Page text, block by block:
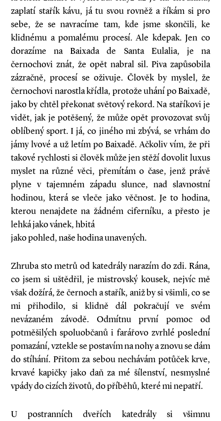
zaplatí stařík kávu, já tu svou rovněž a říkám si pro
sebe, že se navracíme tam, kde jsme skončili, ke
klidnému a pomalému procesí. Ale kdepak. Jen co
dorazíme na Baixada de Santa Eulalia, je na
černochovi znát, že opět nabral sil. Piva zapůsobila
zázračně, procesí se oživuje. Člověk by myslel, že
černochovi narostla křídla, protože uhání po Baixadě,
jako by chtěl překonat světový rekord. Na staříkovi je
vidět, jak je potěšený, že může opět provozovat svůj
oblíbený sport. I já, co jiného mi zbývá, se vrhám do
jámy lvové a už letím po Baixadě. Ačkoliv vím, že při
takové rychlosti si člověk může jen stěží dovolit luxus
myslet na různé věci, přemítám o čase, jenž právě
plyne v tajemném západu slunce, nad slavnostní
hodinou, která se vleče jako věčnost. Je to hodina,
kterou nenajdete na žádném ciferníku, a přesto je
lehká jako vánek, hbitá
jako pohled, naše hodina unavených.
Zhruba sto metrů od katedrály narazím do zdi. Rána,
co jsem si uštědřil, je mistrovský kousek, nejvíc mě
však dožírá, že černoch a stařík, aniž by si všimli, co se
mi přihodilo, si klidně dál pokračují ve svém
nevázaném závodě. Odmítnu první pomoc od
potměšilých spoluobčanů i farářovo zvrhlé poslední
pomazání, vztekle se postavím na nohy a znovu se dám
do stíhání. Přitom za sebou nechávám potůček krve,
krvavé kapičky jako daň za mé šílenství, nesmyslné
vpády do cizích životů, do příběhů, které mi nepatří.
U postranních dveřích katedrály si všimnu